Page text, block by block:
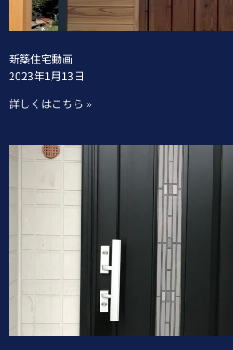
新築住宅動画
2023年1月13日
詳しくはこちら »